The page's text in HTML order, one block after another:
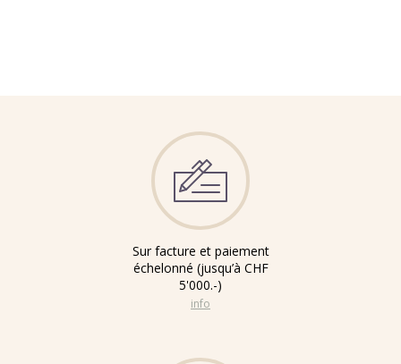
Sur facture et paiement
échelonné (jusqu’à CHF
5'000.-)
info